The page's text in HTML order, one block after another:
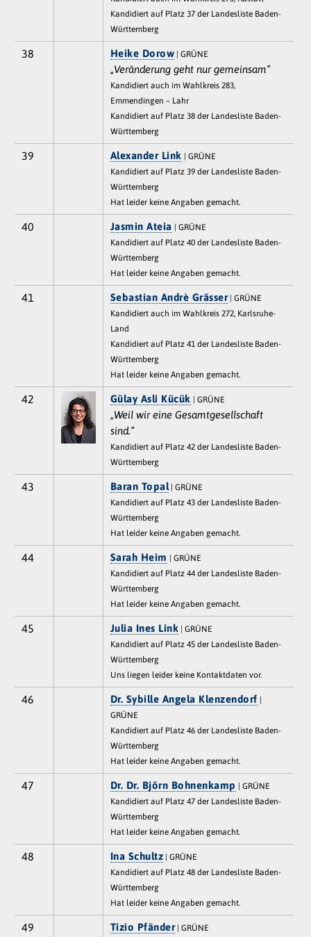
Kandidiert auf Platz 37 der Landesliste Baden-
Württemberg
38 Heike Dorow | GRÜNE
„Veränderung geht nur gemeinsam“
Kandidiert auch im Wahlkreis 283,
Emmendingen – Lahr
Kandidiert auf Platz 38 der Landesliste Baden-
Württemberg
39 Alexander Link | GRÜNE
Kandidiert auf Platz 39 der Landesliste Baden-
Württemberg
Hat leider keine Angaben gemacht.
40 Jasmin Ateia | GRÜNE
Kandidiert auf Platz 40 der Landesliste Baden-
Württemberg
Hat leider keine Angaben gemacht.
41 Sebastian Andrè Grässer| GRÜNE
Kandidiert auch im Wahlkreis 272, Karlsruhe-
Land
Kandidiert auf Platz 41 der Landesliste Baden-
Württemberg
Hat leider keine Angaben gemacht.
42 Gülay Asli Kücük | GRÜNE
„Weil wir eine Gesamtgesellschaft
sind.“
Kandidiert auf Platz 42 der Landesliste Baden-
Württemberg
43 Baran Topal| GRÜNE
Kandidiert auf Platz 43 der Landesliste Baden-
Württemberg
Hat leider keine Angaben gemacht.
44 Sarah Heim
| GRÜNE
Kandidiert auf Platz 44 der Landesliste Baden-
Württemberg
Hat leider keine Angaben gemacht.
45 Julia Ines Link | GRÜNE
Kandidiert auf Platz 45 der Landesliste Baden-
Württemberg
Uns liegen leider keine Kontaktdaten vor.
46 Dr. Sybille Angela Klenzendorf
GRÜNE
Kandidiert auf Platz 46 der Landesliste Baden-
Württemberg
Hat leider keine Angaben gemacht.
47 Dr. Dr. Björn Bohnenkamp
| GRÜNE
Kandidiert auf Platz 47 der Landesliste Baden-
Württemberg
Hat leider keine Angaben gemacht.
48 Ina Schultz | GRÜNE
Kandidiert auf Platz 48 der Landesliste Baden-
Württemberg
Hat leider keine Angaben gemacht.
49 Tizio Pfänder| GRÜNE